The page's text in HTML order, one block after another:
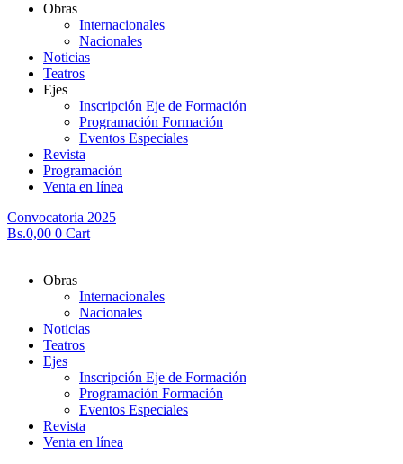
Obras
Internacionales
Nacionales
Noticias
Teatros
Ejes
Inscripción Eje de Formación
Programación Formación
Eventos Especiales
Revista
Programación
Venta en línea
Convocatoria 2025
Bs.0,00 0 Cart
Obras
Internacionales
Nacionales
Noticias
Teatros
Ejes
Inscripción Eje de Formación
Programación Formación
Eventos Especiales
Revista
Venta en línea